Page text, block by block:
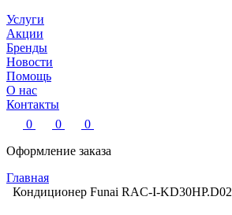
Услуги
Акции
Бренды
Новости
Помощь
О нас
Контакты
0
0
0
Оформление заказа
Главная
Кондиционер Funai RAC-I-KD30HP.D02